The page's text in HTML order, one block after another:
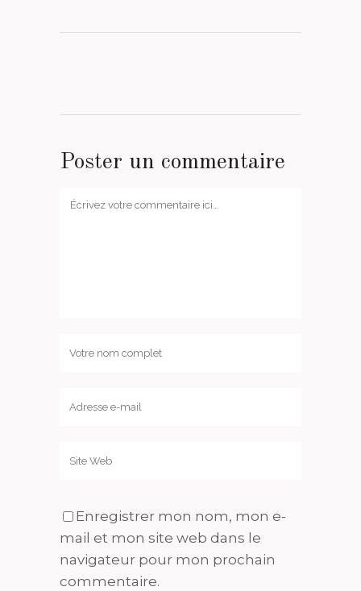
Poster un commentaire
Enregistrer mon nom, mon e-
mail et mon site web dans le
navigateur pour mon prochain
commentaire.